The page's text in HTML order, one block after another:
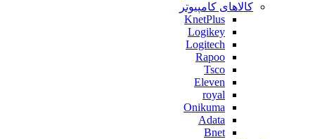
کالاهای کامپیوتر
KnetPlus
Logikey
Logitech
Rapoo
Tsco
Eleven
royal
Onikuma
Adata
Bnet